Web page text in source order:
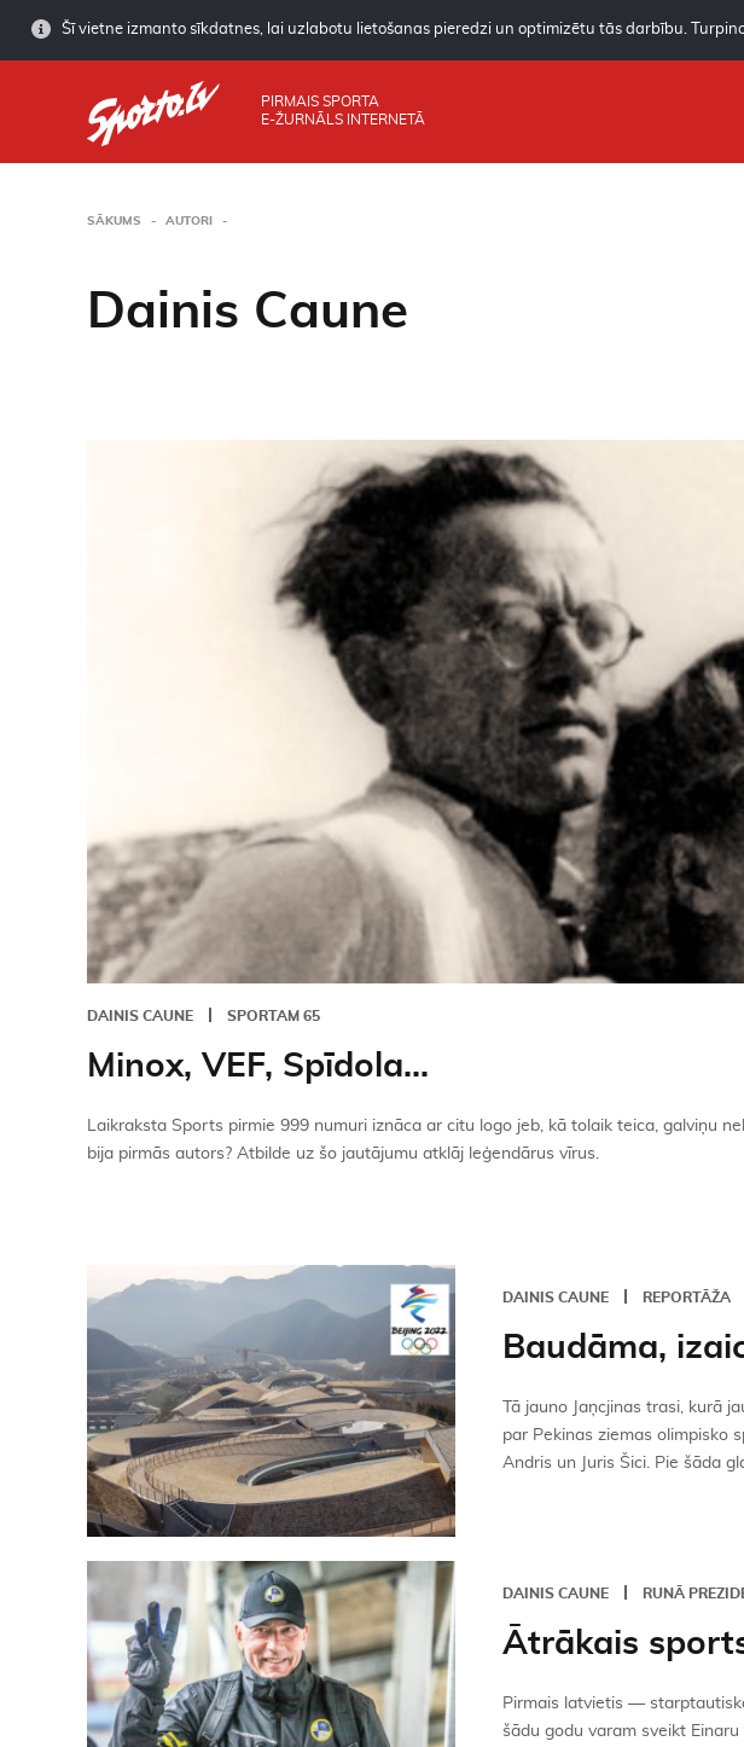
Šī vietne izmanto sīkdatnes, lai uzlabotu lietošanas pieredzi un optimizētu tās darbību.
PIRMAIS SPORTA
E-ŽURNĀLS INTERNETĀ
SĀKUMS AUTORI
Dainis Caune
DAINIS CAUNE SPORTAM 65
Minox, VEF, Spīdola...
Laikraksta Sports pirmie 999 numuri iznāca ar citu logo jeb, kā tolaik teica, galviņu
bija pirmās autors? Atbilde uz šo jautājumu atklāj leģendārus vīrus.
DAINIS CAUNE REPORTĀŽA
Baudāma,
Tā jauno Jaņcjinas trasi, kurā
par Pekinas ziemas olimpisko
Andris un Juris Šici. Pie šāda
DAINIS CAUNE RUNĀ
Ātrākais
Pirmais latvietis —
šādu godu varam sveikt